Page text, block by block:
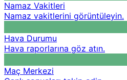
Namaz Vakitleri
Namaz vakitlerini görüntüleyin.
Hava Durumu
Hava raporlarına göz atın.
Maç Merkezi